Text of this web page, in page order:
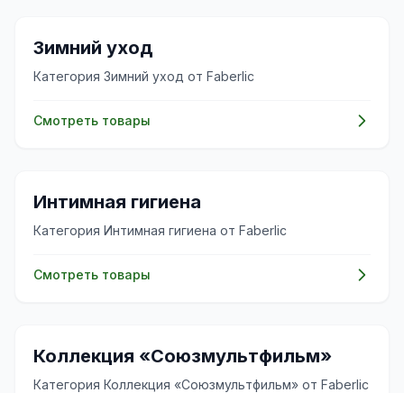
🧴
Зимний уход
Категория Зимний уход от Faberlic
Смотреть товары
✨
Интимная гигиена
Категория Интимная гигиена от Faberlic
Смотреть товары
✨
Коллекция «Союзмультфильм»
Категория Коллекция «Союзмультфильм» от Faberlic